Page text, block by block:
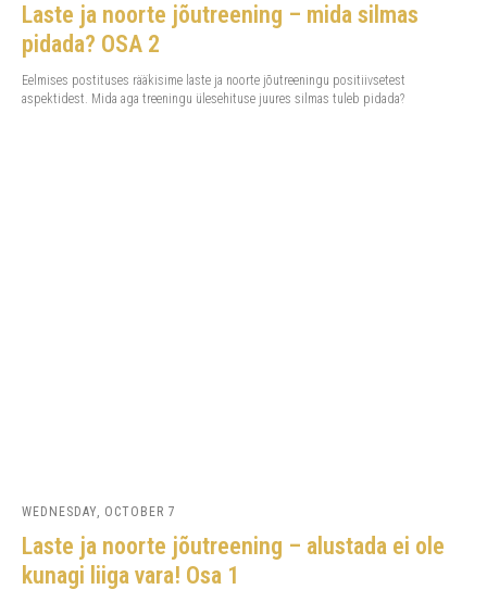
Laste ja noorte jõutreening – mida silmas
pidada? OSA 2
Eelmises postituses rääkisime laste ja noorte jõutreeningu positiivsetest
aspektidest. Mida aga treeningu ülesehituse juures silmas tuleb pidada?
WEDNESDAY, OCTOBER 7
Laste ja noorte jõutreening – alustada ei ole
kunagi liiga vara! Osa 1